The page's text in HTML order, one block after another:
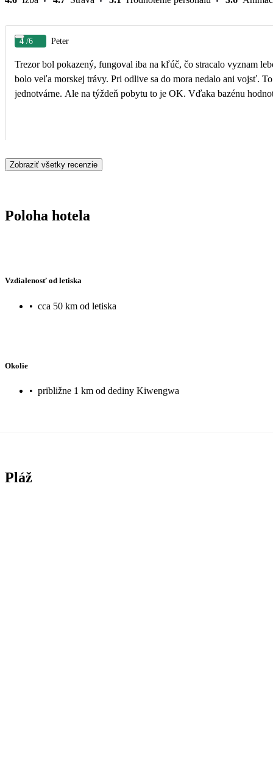
4 /6 Peter
Trezor bol pokazený, fungoval iba na kľúč, čo stracalo vyznam
bolo veľa morskej trávy. Pri odlive sa do mora nedalo ani vojsť. To boli negatíva. Teraz
jednotvárne. Ale na týždeň pobytu to je OK. Vďaka bazénu
Zobraziť všetky recenzie
Poloha hotela
Vzdialenosť od letiska
• cca 50 km od letiska
Okolie
• približne 1 km od dediny Kiwengwa
Pláž